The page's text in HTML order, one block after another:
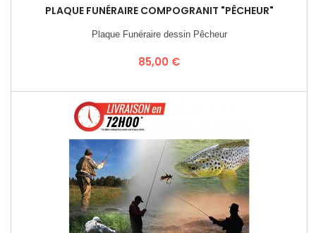
PLAQUE FUNÉRAIRE COMPOGRANIT "PÊCHEUR"
Plaque Funéraire dessin Pêcheur
Prix
85,00 €